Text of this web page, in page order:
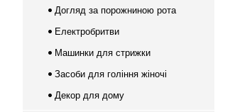
Догляд за порожниною рота
Електробритви
Машинки для стрижки
Засоби для гоління жіночі
Декор для дому